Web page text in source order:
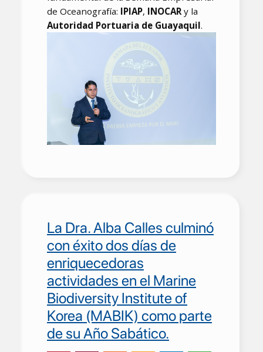
de Oceanografía: IPIAP, INOCARy la
Autoridad Portuaria de Guayaquil.
La Dra. Alba Calles culminó
con éxito dos días de
enriquecedoras
actividades en el Marine
Biodiversity Institute of
Korea (MABIK) como parte
de su Año Sabático.